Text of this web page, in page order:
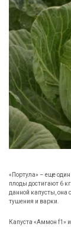
«Портула» – еще
плоды достигают 6
данной капусты, она
тушения и варки.
Капуста «Аммон f1»